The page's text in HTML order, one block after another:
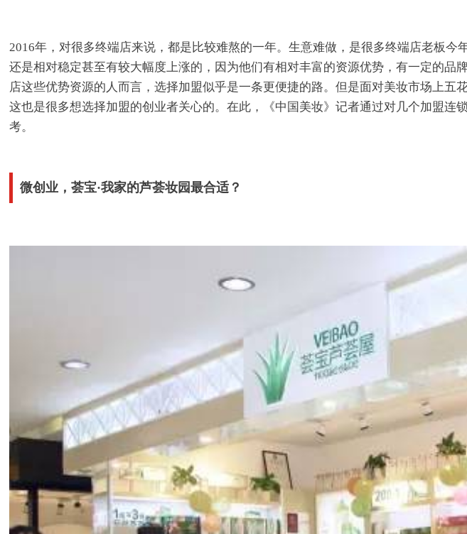
2016年，对很多终端店来说，都是比较难熬的一年。生意难做，是很多终端店老板
还是相对稳定甚至有较大幅度上涨的，因为他们有相对丰富的资源优势，有一定的
店这些优势资源的人而言，选择加盟似乎是一条更便捷的路。但是面对美妆市场上
这也是很多想选择加盟的创业者关心的。在此，《中国美妆》记者通过对几个加盟
考。
微创业，荟宝·我家的芦荟妆园最合适？